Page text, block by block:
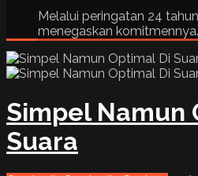
Melalui peringatan 24
menegaskan
Simpel Namun
Suara